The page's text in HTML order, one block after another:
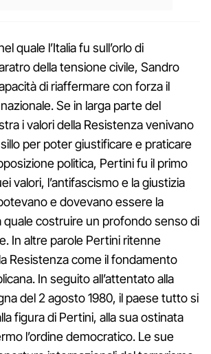
quale l’Italia fu sull’orlo di
della tensione civile, Sandro
di riaffermare con forza il
Se in larga parte del
i valori della Resistenza venivano
per poter giustificare e praticare
politica, Pertini fu il primo
valori, l’antifascismo e la giustizia
e dovevano essere la
quale costruire un profondo senso di
In altre parole Pertini ritenne
Resistenza come il fondamento
In seguito all’attentato alla
del 2 agosto 1980, il paese tutto si
figura di Pertini, alla sua ostinata
l’ordine democratico. Le sue